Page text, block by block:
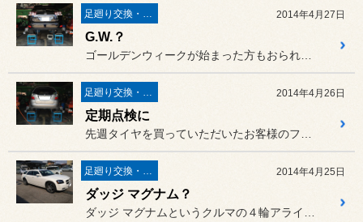
足廻り交換・４輪アライメント調整 2014年4月27日
G.W.？
足廻り交換・４輪アライメント調整 2014年4月26日
定期点検に
足廻り交換・４輪アライメント調整 2014年4月25日
ダッジ マグナム？